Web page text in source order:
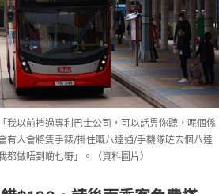
我以前揸過專利巴士公司，可以話畀你聽，呢個係
有人會將隻手錶/掛住嘅八達通/手機隊咗去個八達
做唔到啲乜嘢」。（資料圖片）